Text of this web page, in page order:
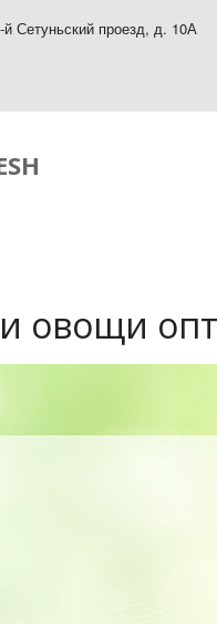
й Сетуньский проезд, д. 10А
овощи